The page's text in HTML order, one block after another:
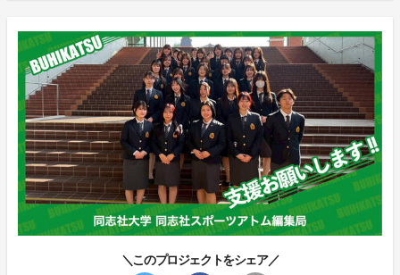
＼このプロジェクトをシェア／